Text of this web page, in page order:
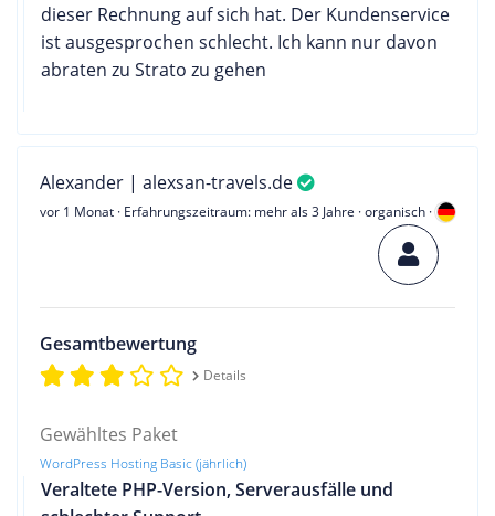
dieser Rechnung auf sich hat. Der Kundenservice
ist ausgesprochen schlecht. Ich kann nur davon
abraten zu Strato zu gehen
Alexander | alexsan-travels.de
vor 1 Monat · Erfahrungszeitraum: mehr als 3 Jahre · organisch ·
Gesamtbewertung
Details
Gewähltes Paket
WordPress Hosting Basic (jährlich)
Veraltete PHP-Version, Serverausfälle und